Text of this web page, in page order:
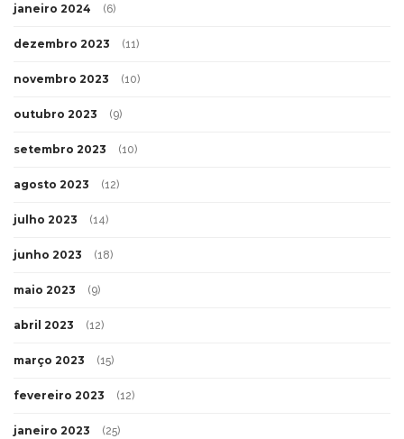
janeiro 2024 (6)
dezembro 2023 (11)
novembro 2023 (10)
outubro 2023 (9)
setembro 2023 (10)
agosto 2023 (12)
julho 2023 (14)
junho 2023 (18)
maio 2023 (9)
abril 2023 (12)
março 2023 (15)
fevereiro 2023 (12)
janeiro 2023 (25)